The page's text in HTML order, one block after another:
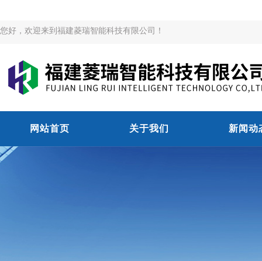
您好，欢迎来到福建菱瑞智能科技有限公司！
网站首页 关于我们 新闻动